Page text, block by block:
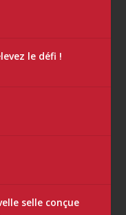
le défi !
selle conçue